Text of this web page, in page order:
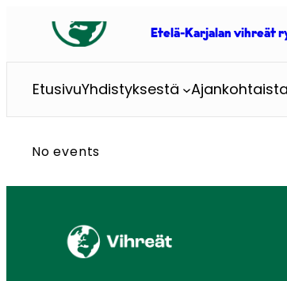
sisältöön
Etelä-Karjalan vihreät
EtusivuYhdistyksestä Ajankohtaista
No events